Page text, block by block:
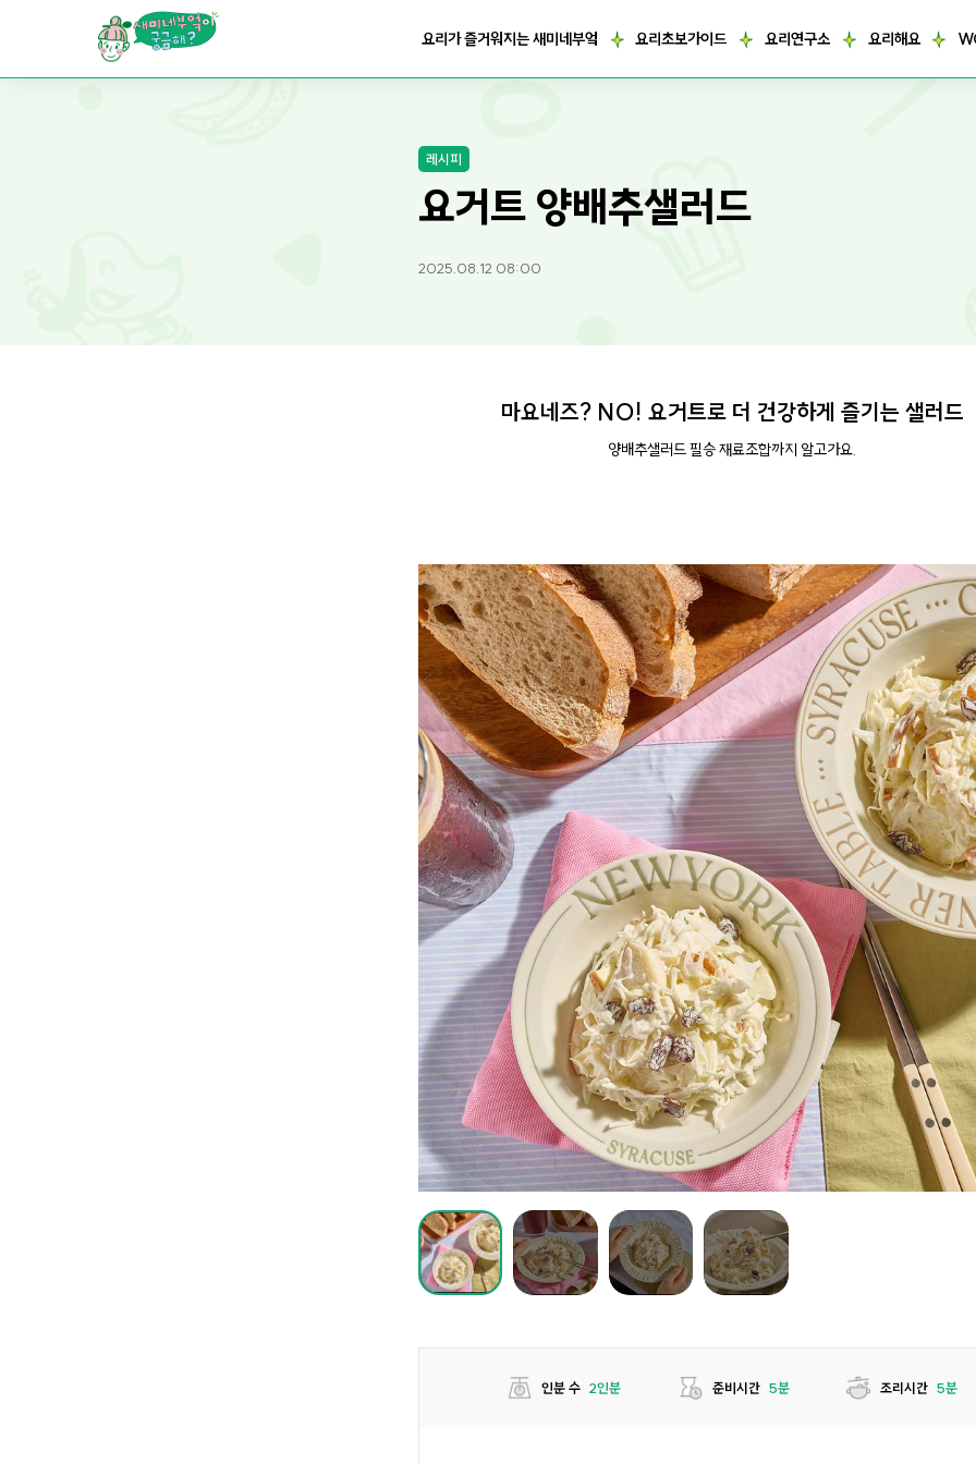
요리가 즐거워지는 새미네부엌 요리초보가이드 요리연구소 요리해요
레시피
요거트 양배추샐러드
2025.08.12 08:00
마요네즈? NO! 요거트로 더 건강하게 즐기는 샐러드
양배추샐러드 필승 재료조합까지 알고가요.
인분 수 2인분 준비시간 5분 조리시간 5분